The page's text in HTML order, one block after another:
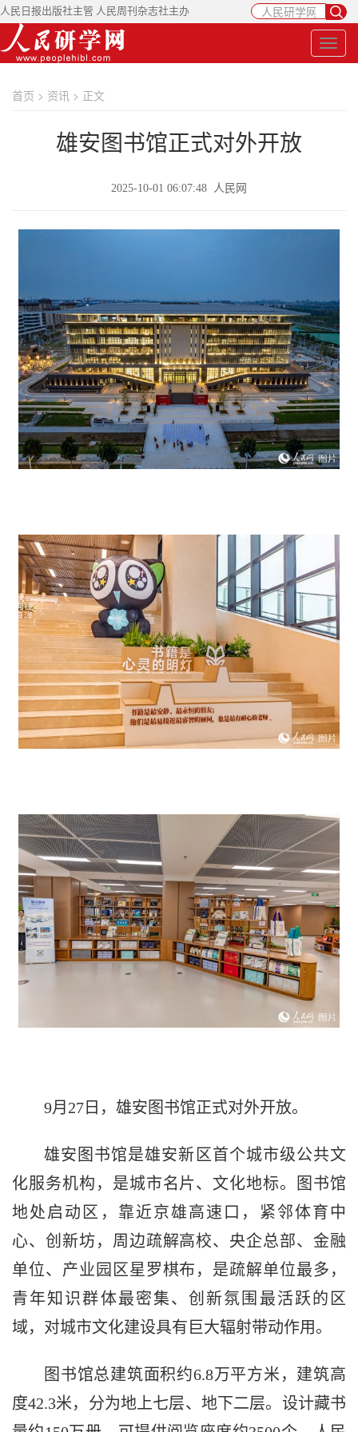
人民日报出版社主管 人民周刊杂志社主办
首页 > 资讯 > 正文
雄安图书馆正式对外开放
2025-10-01 06:07:48 人民网
9月27日，雄安图书馆正式对外开放。
雄安图书馆是雄安新区首个城市级公共文
化服务机构，是城市名片、文化地标。图书馆
地处启动区，靠近京雄高速口，紧邻体育中
心、创新坊，周边疏解高校、央企总部、金融
单位、产业园区星罗棋布，是疏解单位最多，
青年知识群体最密集、创新氛围最活跃的区
域，对城市文化建设具有巨大辐射带动作用。
图书馆总建筑面积约6.8万平方米，建筑高
度42.3米，分为地上七层、地下二层。设计藏书